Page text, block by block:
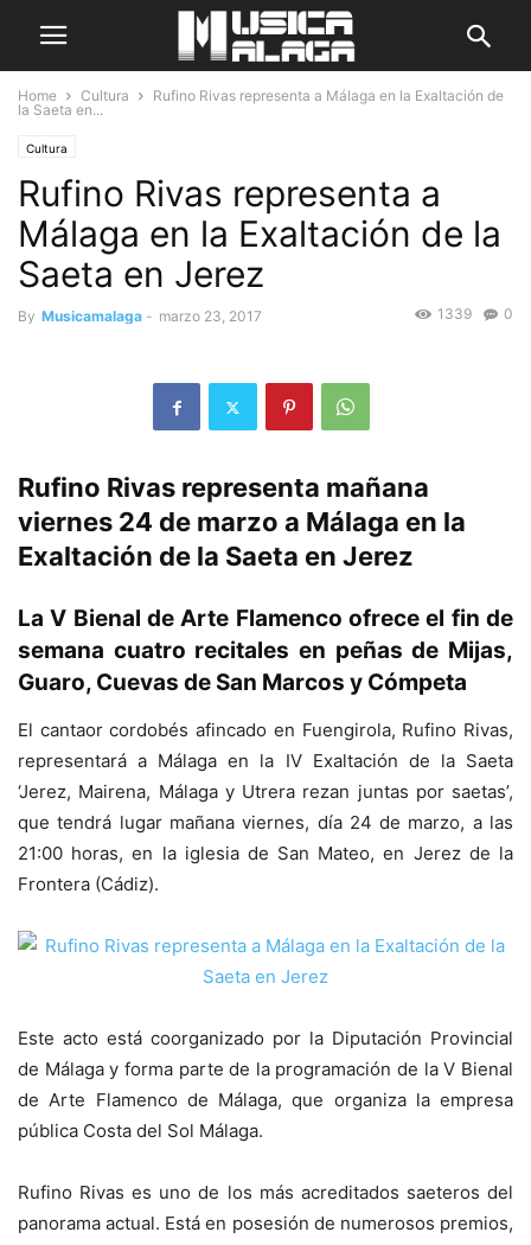
Home Cultura
Rufino Rivas representa a Málaga en la Exaltación de
la Saeta en...
Cultura
Rufino Rivas representa a
Málaga en la Exaltación de la
Saeta en Jerez
By Musicamalaga - marzo 23, 2017 0
1339
Rufino Rivas representa mañana
viernes 24 de marzo a Málaga en la
Exaltación de la Saeta en Jerez
La V Bienal de Arte Flamenco ofrece el fin de
semana cuatro recitales en peñas de Mijas,
Guaro, Cuevas de San Marcos y Cómpeta
El cantaor cordobés afincado en Fuengirola, Rufino Rivas,
representará a Málaga en la IV Exaltación de la Saeta
‘Jerez, Mairena, Málaga y Utrera rezan juntas por saetas’,
que tendrá lugar mañana viernes, día 24 de marzo, a las
21:00 horas, en la iglesia de San Mateo, en Jerez de la
Frontera (Cádiz).
Este acto está coorganizado por la Diputación Provincial
de Málaga y forma parte de la programación de la V Bienal
de Arte Flamenco de Málaga, que organiza la empresa
pública Costa del Sol Málaga.
Rufino Rivas es uno de los más acreditados saeteros del
panorama actual. Está en posesión de numerosos premios,